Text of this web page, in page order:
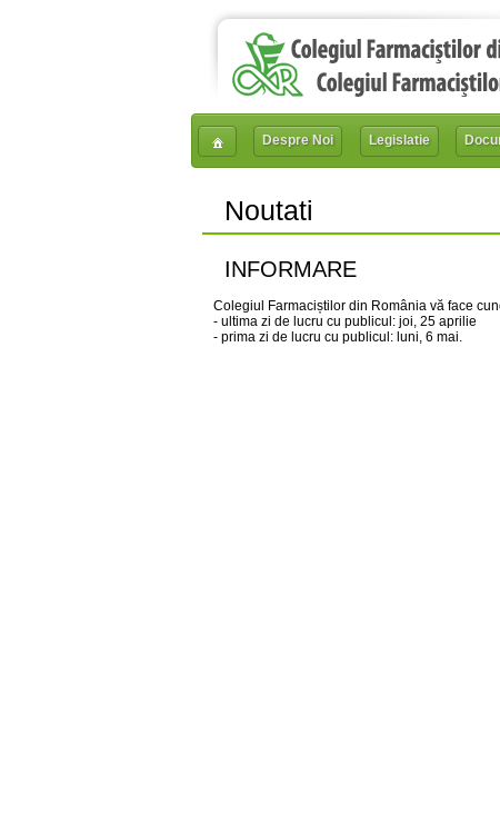
Despre Noi Legislatie
Noutati
INFORMARE
Colegiul Farmaciștilor din România vă face
- ultima zi de lucru cu publicul: joi, 25 aprilie
- prima zi de lucru cu publicul: luni, 6 mai.